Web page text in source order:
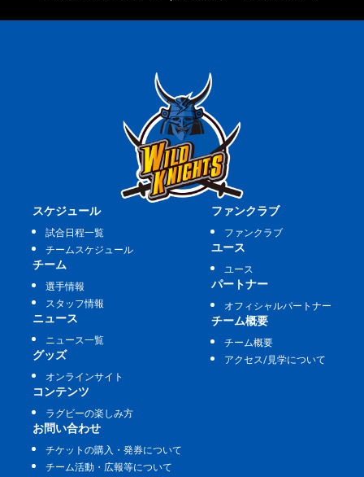
スケジュール
試合日程一覧
チームスケジュール
チーム
選手情報
スタッフ情報
ニュース
ニュース一覧
グッズ
オンラインサイト
ファンクラブ
ファンクラブ
ユース
ユース
パートナー
オフィシャルパートナー
チーム概要
チーム概要
アクセス/見学について
コンテンツ
ラグビーの楽しみ方
お問い合わせ
チケットの購入・発券について
チーム活動・広報等について